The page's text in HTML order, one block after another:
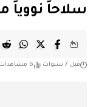
سلاحاً نووياً
قبل 7 سنوات 6 مشاهدات